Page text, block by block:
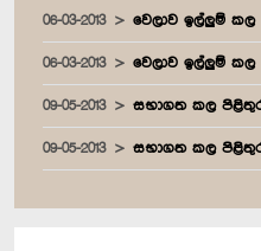
06-03-2013 වෙලාව ඉල්ලුම් කල
06-03-2013 වෙලාව ඉල්ලුම් කල
09-05-2013 සභාගත කල
09-05-2013 සභාගත කල